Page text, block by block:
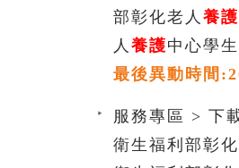
部彰化老人 養護
人 養護中心學
最後異動時間
服務專區 > 下
衛生福利部彰